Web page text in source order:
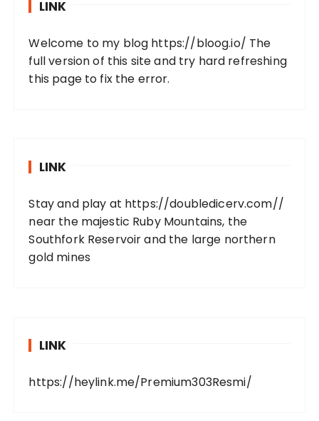
LINK
Welcome to my blog https://bloog.io/ The
full version of this site and try hard refreshing
this page to fix the error.
LINK
Stay and play at https://doubledicerv.com//
near the majestic Ruby Mountains, the
Southfork Reservoir and the large northern
gold mines
LINK
https://heylink.me/Premium303Resmi/